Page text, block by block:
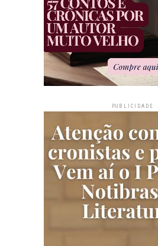
PUBLICIDADE